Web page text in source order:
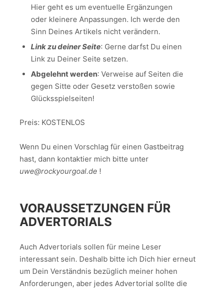
Hier geht es um eventuelle Ergänzungen
oder kleinere Anpassungen. Ich werde den
Sinn Deines Artikels nicht verändern.
Link zu deiner Seite: Gerne darfst Du einen
Link zu Deiner Seite setzen.
Abgelehnt werden: Verweise auf Seiten die
gegen Sitte oder Gesetz verstoßen sowie
Glücksspielseiten!
Preis: KOSTENLOS
Wenn Du einen Vorschlag für einen Gastbeitrag
hast, dann kontaktier mich bitte unter
uwe@rockyourgoal.de !
VORAUSSETZUNGEN FÜR
ADVERTORIALS
Auch Advertorials sollen für meine Leser
interessant sein. Deshalb bitte ich Dich hier erneut
um Dein Verständnis bezüglich meiner hohen
Anforderungen, aber jedes Advertorial sollte die